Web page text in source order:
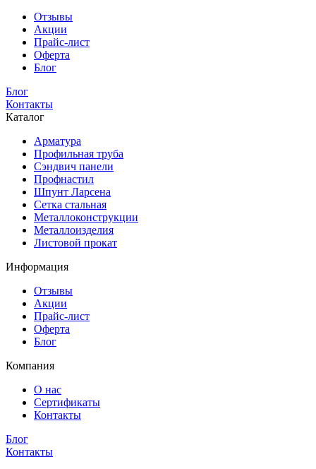
Отзывы
Акции
Прайс-лист
Оферта
Блог
Блог
Контакты
Каталог
Арматура
Профильная труба
Сэндвич панели
Профнастил
Шпунт Ларсена
Сетка стальная
Металлоконструкции
Металлоизделия
Листовой прокат
Информация
Отзывы
Акции
Прайс-лист
Оферта
Блог
Компания
О нас
Сертификаты
Контакты
Блог
Контакты